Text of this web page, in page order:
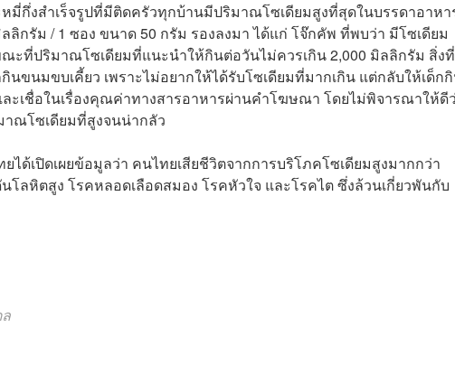
มี่กึ่งสำเร็จรูปที่มีติดครัวทุกบ้านมีปริมาณโซเดียมสูงที่สุดในบรรดาอาหา
ลิกรัม / 1 ซอง ขนาด 50 กรัม รองลงมา ได้แก่ โจ๊กคัพ ที่พบว่า มีโซเดียม
ะที่ปริมาณโซเดียมที่แนะนำให้กินต่อวันไม่ควรเกิน 2,000 มิลลิกรัม สิ่ง
ขนมขบเคี้ยว เพราะไม่อยากให้ได้รับโซเดียมที่มากเกิน แต่กลับให้เด็ก
ะเชื่อในเรื่องคุณค่าทางสารอาหารผ่านคำโฆษณา โดยไม่พิจารณาให้ดี
าณโซเดียมที่สูงจนน่ากลัว
ได้เปิดเผยข้อมูลว่า คนไทยเสียชีวิตจากการบริโภคโซเดียมสูงมากกว่า
ลหิตสูง โรคหลอดเลือดสมอง โรคหัวใจ และโรคไต ซึ่งล้วนเกี่ยวพันกับ